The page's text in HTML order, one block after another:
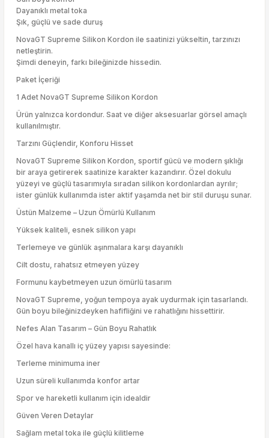
Dayanıklı metal toka
Şık, güçlü ve sade duruş
NovaGT Supreme Silikon Kordon ile saatinizi yükseltin, tarzınızı
netleştirin.
Şimdi deneyin, farkı bileğinizde hissedin.
Paket İçeriği
1 Adet NovaGT Supreme Silikon Kordon
Ürün yalnızca kordondur. Saat ve diğer aksesuarlar görsel amaçlı
kullanılmıştır.
Tarzını Güçlendir, Konforu Hisset
NovaGT Supreme Silikon Kordon, sportif gücü ve modern şıklığı
bir araya getirerek saatinize karakter kazandırır. Özel dokulu
yüzeyi ve güçlü tasarımıyla sıradan silikon kordonlardan ayrılır;
ister günlük kullanımda ister aktif yaşamda net bir stil duruşu sunar.
Üstün Malzeme – Uzun Ömürlü Kullanım
Yüksek kaliteli, esnek silikon yapı
Terlemeye ve günlük aşınmalara karşı dayanıklı
Cilt dostu, rahatsız etmeyen yüzey
Formunu kaybetmeyen uzun ömürlü tasarım
NovaGT Supreme, yoğun tempoya ayak uydurmak için tasarlandı.
Gün boyu bileğinizdeyken hafifliğini ve rahatlığını hissettirir.
Nefes Alan Tasarım – Gün Boyu Rahatlık
Özel hava kanallı iç yüzey yapısı sayesinde:
Terleme minimuma iner
Uzun süreli kullanımda konfor artar
Spor ve hareketli kullanım için idealdir
Güven Veren Detaylar
Sağlam metal toka ile güçlü kilitleme